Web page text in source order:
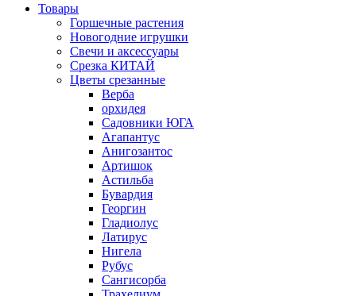
Товары
Горшечные растения
Новогодние игрушки
Свечи и аксессуары
Срезка КИТАЙ
Цветы срезанные
Верба
орхидея
Садовники ЮГА
Агапантус
Анигозантос
Артишок
Астильба
Бувардия
Георгин
Гладиолус
Латирус
Нигела
Рубус
Сангисорба